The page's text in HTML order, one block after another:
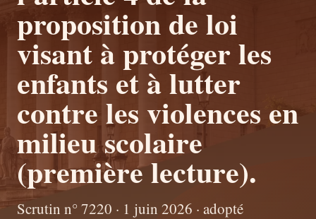
proposition de loi
visant à protéger les
enfants et à lutter
contre les violences en
milieu scolaire
(première lecture).
Scrutin n° 7220 · 1 juin 2026 · adopté